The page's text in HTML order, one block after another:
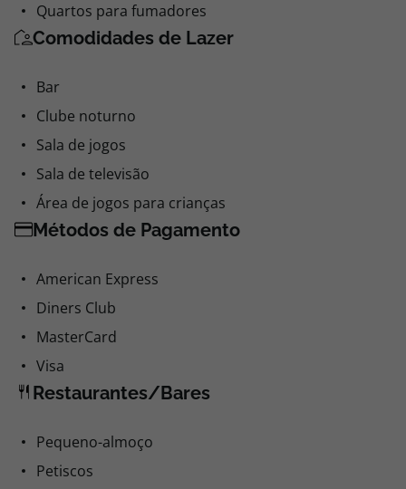
Quartos para fumadores
Comodidades de Lazer
Bar
Clube noturno
Sala de jogos
Sala de televisão
Área de jogos para crianças
Métodos de Pagamento
American Express
Diners Club
MasterCard
Visa
Restaurantes/Bares
Pequeno-almoço
Petiscos